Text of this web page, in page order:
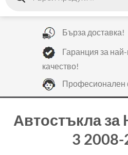
Бърза доставка!
Гаранция за
качество!
Професионален
Автостъкла за
3